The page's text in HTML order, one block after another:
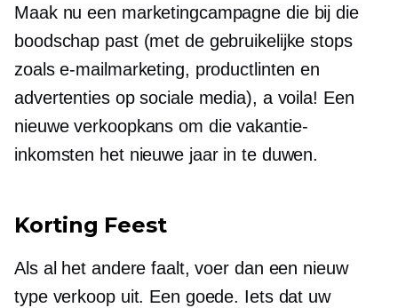
Maak nu een marketingcampagne die bij die
boodschap past (met de gebruikelijke stops
zoals e-mailmarketing, productlinten en
advertenties op sociale media), a voila! Een
nieuwe verkoopkans om die vakantie-
inkomsten het nieuwe jaar in te duwen.
Korting Feest
Als al het andere faalt, voer dan een nieuw
type verkoop uit. Een goede. Iets dat uw